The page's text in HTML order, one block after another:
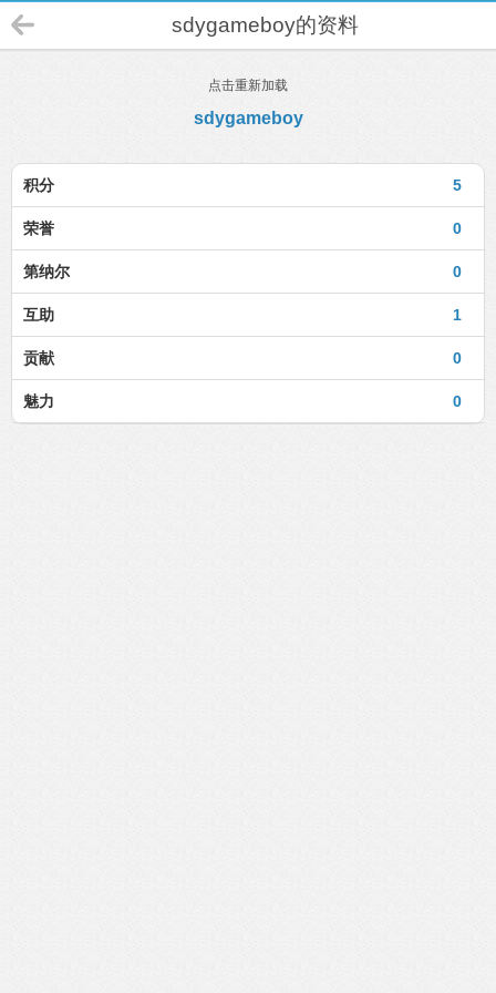
sdygameboy的资料
点击重新加载
sdygameboy
5
积分
0
荣誉
0
第纳尔
1
互助
0
贡献
0
魅力